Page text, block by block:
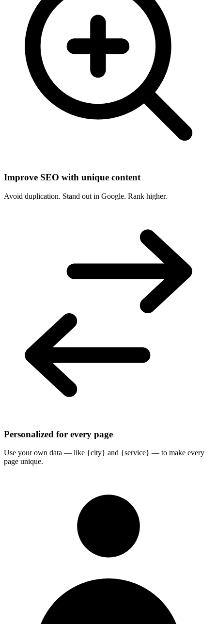
Improve SEO with unique content
Avoid duplication. Stand out in Google. Rank higher.
Personalized for every page
Use your own data — like {city} and {service} — to make every
page unique.